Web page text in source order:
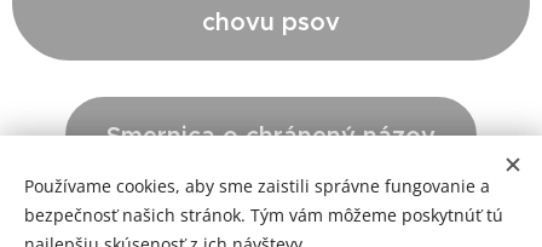
chovu psov
Smernica o chránený názov
Používame cookies, aby sme zaistili správne fungovanie a
bezpečnosť našich stránok. Tým vám môžeme poskytnúť tú